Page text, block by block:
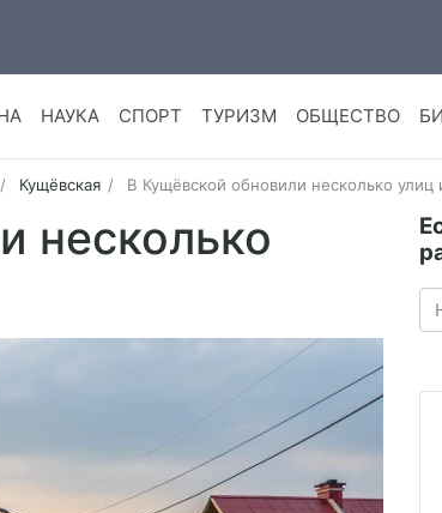
НАУКА СПОРТ ТУРИЗМ ОБЩЕСТВО
Кущёвская В Кущёвской обновили несколько улиц
несколько